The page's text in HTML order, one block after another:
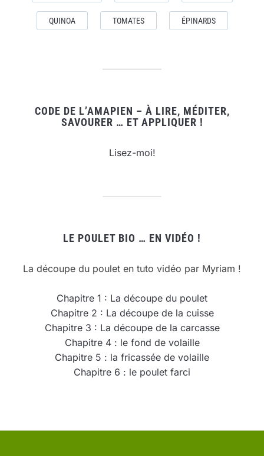
QUINOA TOMATES ÉPINARDS
CODE DE L’AMAPIEN – À LIRE, MÉDITER,
SAVOURER … ET APPLIQUER !
Lisez-moi!
LE POULET BIO … EN VIDÉO !
La découpe du poulet en tuto vidéo par Myriam !
Chapitre 1 : La découpe du poulet
Chapitre 2 : La découpe de la cuisse
Chapitre 3 : La découpe de la carcasse
Chapitre 4 : le fond de volaille
Chapitre 5 : la fricassée de volaille
Chapitre 6 : le poulet farci